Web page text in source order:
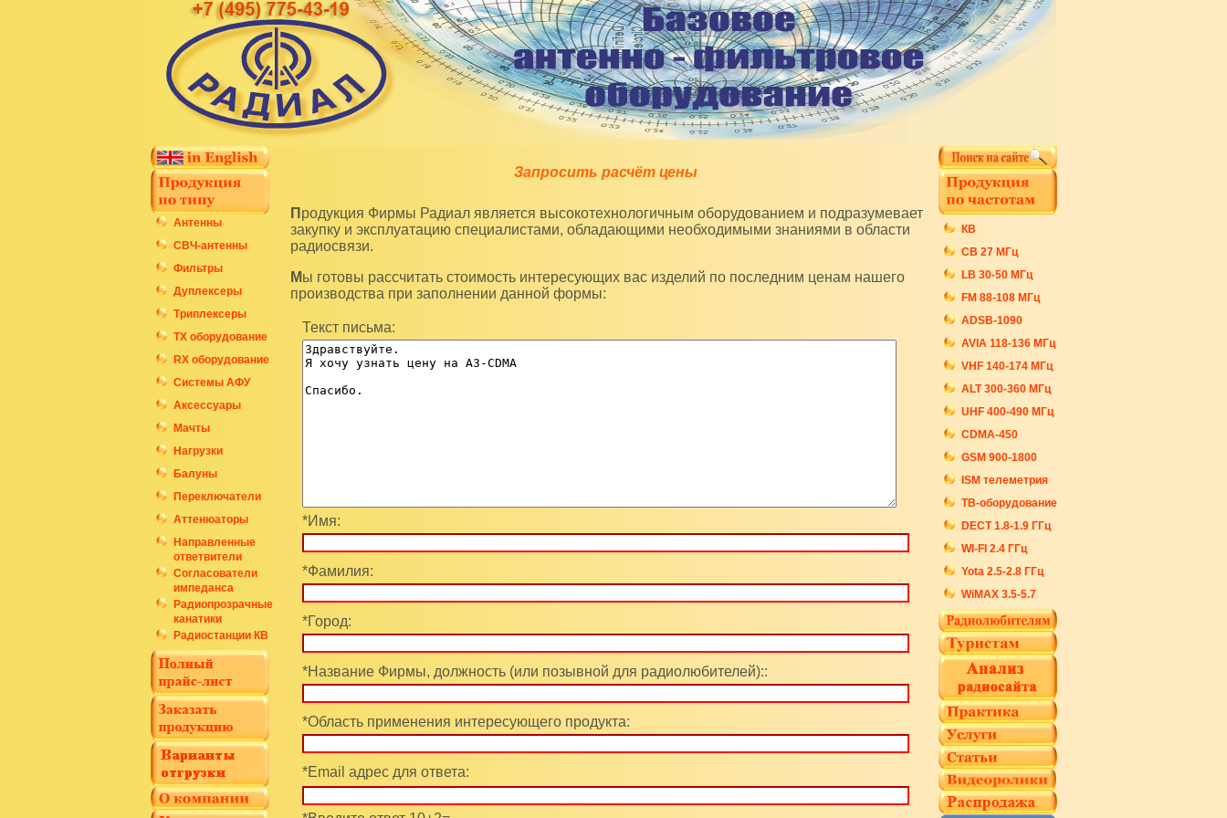
Антенны
СВЧ-антенны
Фильтры
Дуплексеры
Триплексеры
ТХ оборудование
RX оборудование
Системы АФУ
Аксессуары
Мачты
Нагрузки
Балуны
Переключатели
Аттенюаторы
Направленные
ответвители
Согласователи
импеданса
Радиопрозрачные
канатики
Радиостанции КВ
Запросить расчёт цены
Продукция Фирмы Радиал является высокотехнологичным оборудованием и подразумевает
закупку и эксплуатацию специалистами, обладающими необходимыми знаниями в области
радиосвязи.
Мы готовы рассчитать стоимость интересующих вас изделий по последним ценам нашего
производства при заполнении данной формы:
Текст письма:
*Имя:
*Фамилия:
*Город:
*Название Фирмы, должность (или позывной для радиолюбителей)::
*Область применения интересующего продукта:
*Email адрес для ответа:
КВ
СB 27 МГц
LB 30-50 МГц
FM 88-108 МГц
ADSB-1090
AVIA 118-136 МГц
VHF 140-174 МГц
ALT 300-360 МГц
UHF 400-490 МГц
CDMA-450
GSM 900-1800
ISM телеметрия
ТВ-оборудование
DECT 1.8-1.9 ГГц
WI-FI 2.4 ГГц
Yota 2.5-2.8 ГГц
WiMAX 3.5-5.7